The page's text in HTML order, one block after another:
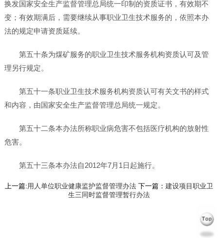
换发国家安全生产监督管理总局统一印制的资质证书，有效期不
变；有效期满后，需要继续从事职业卫生技术服务的，依照本办
法的规定申请资质延续。
第五十条为煤矿服务的职业卫生技术服务机构资质认可及管
理另行规定。
第五十一条职业卫生技术服务机构资质认可有关文书的样式
和内容，由国家安全生产监督管理总局统一规定。
第五十二条本办法所称职业病危害不包括医疗机构的放射性
危害。
第五十三条本办法自2012年7月1日起施行。
上一篇:用人单位职业健康监护监督管理办法下一篇： 建设项目职业卫
生三同时监督管理暂行办法